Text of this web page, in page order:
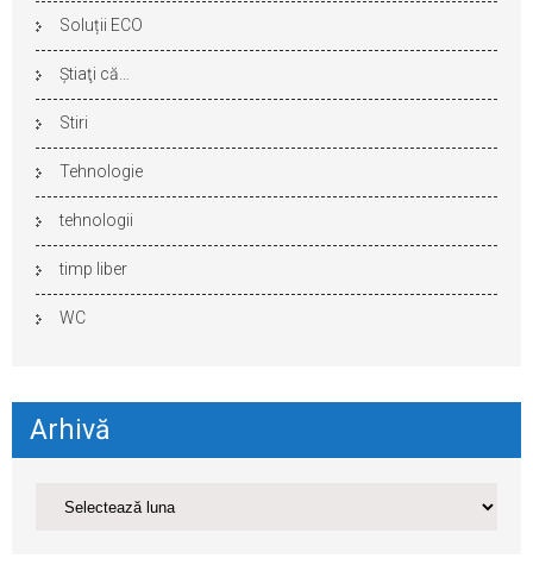
Soluții ECO
Ştiaţi că…
Stiri
Tehnologie
tehnologii
timp liber
WC
Arhivă